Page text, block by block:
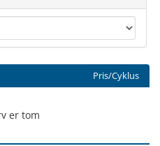
Pris/Cyklus
er tom